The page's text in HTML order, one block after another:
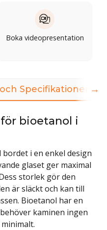
Boka videopresentation
Specifikationer
bioetanol i
i en enkel design
glaset ger maximal
storlek gör den
är släckt och kan till
Bioetanol har en
kaminen ingen
→